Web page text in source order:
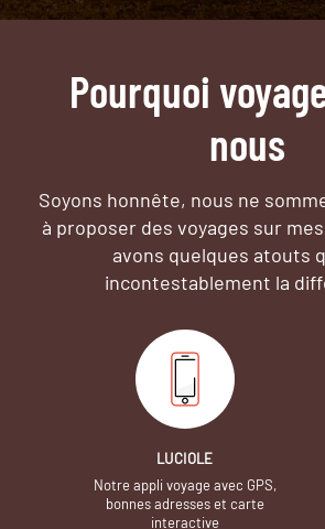
Pourquoi
nous
Soyons honnête, nous ne
à proposer des voyages sur
avons quelques atouts
incontestablement la
LUCIOLE
Notre appli voyage avec GPS,
bonnes adresses et carte
interactive